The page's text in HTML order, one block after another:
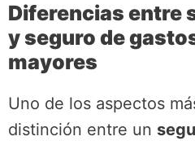
Diferencias entre
y seguro de
mayores
Uno de los aspectos
distinción entre un